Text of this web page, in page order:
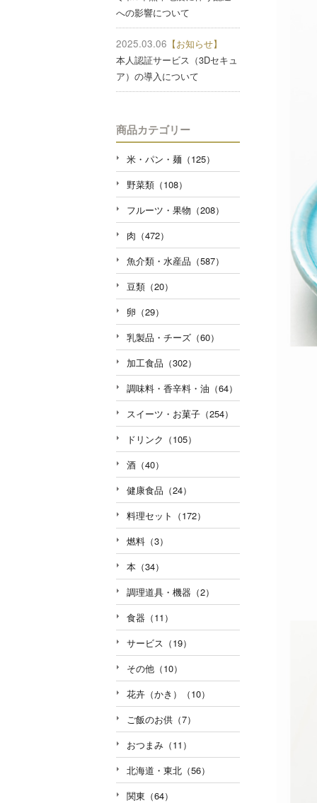
への影響について
2025.03.06 【お知らせ】
本人認証サービス（3Dセキュ
ア）の導入について
商品カテゴリー
米・パン・麺（125）
野菜類（108）
フルーツ・果物（208）
肉（472）
魚介類・水産品（587）
豆類（20）
卵（29）
乳製品・チーズ（60）
加工食品（302）
調味料・香辛料・油（64）
スイーツ・お菓子（254）
ドリンク（105）
酒（40）
健康食品（24）
料理セット（172）
燃料（3）
本（34）
調理道具・機器（2）
食器（11）
サービス（19）
その他（10）
花卉（かき）（10）
ご飯のお供（7）
おつまみ（11）
北海道・東北（56）
関東（64）